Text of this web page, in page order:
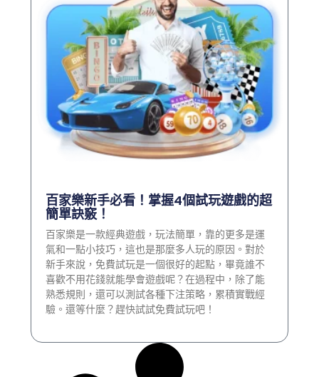
百家樂新手必看！掌握4個試玩遊戲的超
簡單訣竅！
百家樂是一款經典遊戲，玩法簡單，靠的更多是運
氣和一點小技巧，這也是那麼多人玩的原因。對於
新手來說，免費試玩是一個很好的起點，畢竟誰不
喜歡不用花錢就能學會遊戲呢？在過程中，除了能
熟悉規則，還可以測試各種下注策略，累積實戰經
驗。還等什麼？趕快試試免費試玩吧！